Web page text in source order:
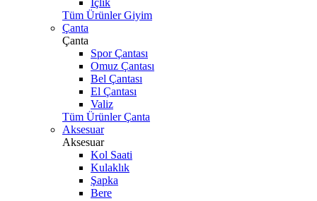
İçlik
Tüm Ürünler Giyim
Çanta
Çanta
Spor Çantası
Omuz Çantası
Bel Çantası
El Çantası
Valiz
Tüm Ürünler Çanta
Aksesuar
Aksesuar
Kol Saati
Kulaklık
Şapka
Bere